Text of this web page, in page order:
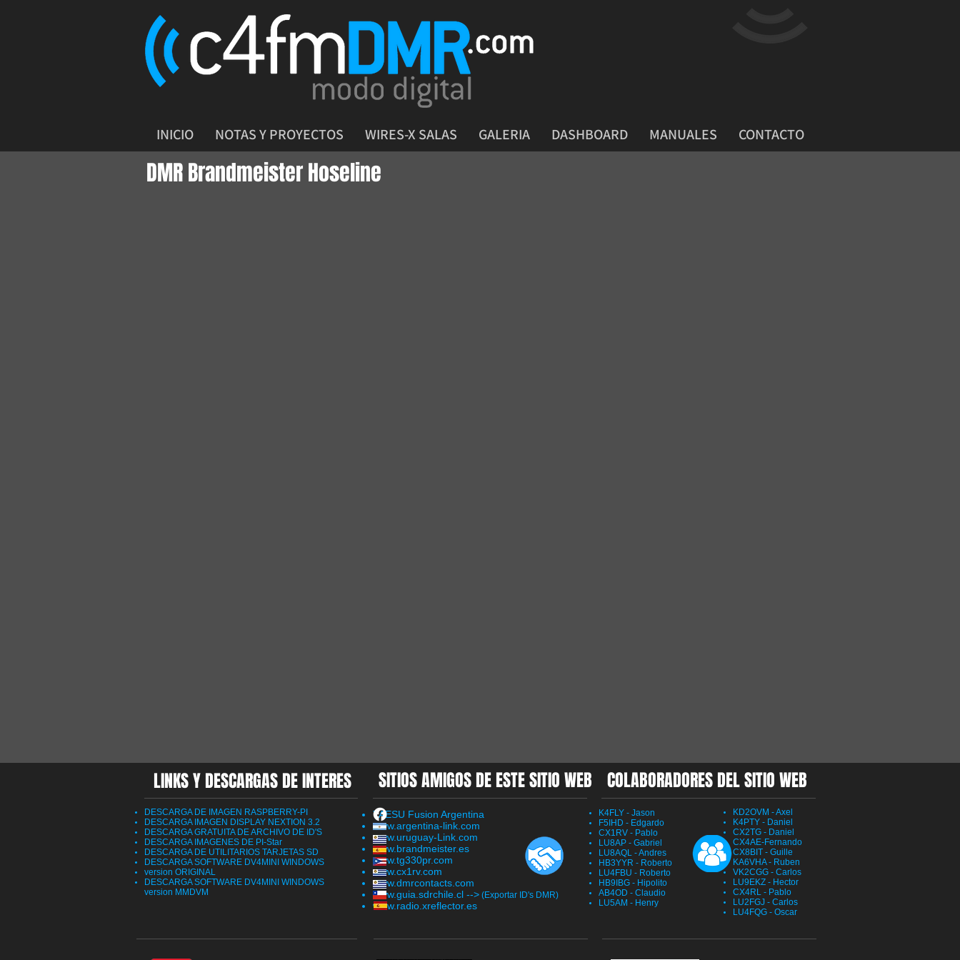
INICIO NOTAS Y PROYECTOS WIRES-X SALAS GALERIA DASHBOARD MANUALES CONTACTO
DMR Brandmeister Hoseline
LINKS Y DESCARGAS DE INTERES
DESCARGA DE IMAGEN RASPBERRY-PI
DESCARGA IMAGEN DISPLAY NEXTION 3.2
DESCARGA GRATUITA DE ARCHIVO DE ID'S
DESCARGA IMAGENES DE PI-Star
DESCARGA DE UTILITARIOS TARJETAS SD
DESCARGA SOFTWARE DV4MINI WINDOWS
version ORIGINAL
DESCARGA SOFTWARE DV4MINI WINDOWS
version MMDVM
SITIOS AMIGOS DE ESTE SITIO WEB COLABORADORES DEL SITIO WEB
YAESU Fusion Argentina
www.argentina-link.com
www.uruguay-Link.com
www.brandmeister.es
www.tg330pr.com
www.cx1rv.com
www.dmrcontacts.com
www.guia.sdrchile.cl --> (Exportar ID's DMR)
www.radio.xreflector.es
K4FLY - Jason
F5IHD - Edgardo
CX1RV - Pablo
LU8AP - Gabriel
LU8AQL - Andres
HB3YYR - Roberto
LU4FBU - Roberto
HB9IBG - Hipolito
AB4OD - Claudio
LU5AM - Henry
KD2OVM - Axel
K4PTY - Daniel
CX2TG - Daniel
CX4AE-Fernando
CX8BIT - Guille
KA6VHA - Ruben
VK2CGG - Carlos
LU9EKZ - Hector
CX4RL - Pablo
LU2FGJ - Carlos
LU4FQG - Oscar